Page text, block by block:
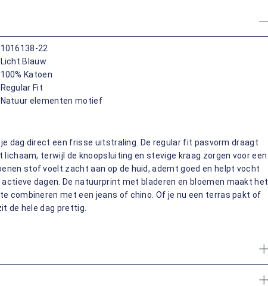
1016138-22
Licht Blauw
100% Katoen
Regular Fit
Natuur elementen motief
dag direct een frisse uitstraling. De regular fit pasvorm draagt
terwijl de knoopsluiting en stevige kraag zorgen voor een
stof voelt zacht aan op de huid, ademt goed en helpt vocht
dagen. De natuurprint met bladeren en bloemen maakt het
combineren met een jeans of chino. Of je nu een terras pakt of
de hele dag prettig.